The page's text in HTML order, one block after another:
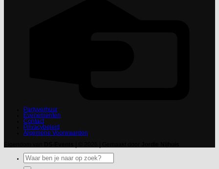
Partyverhuur
Evenementen
Contact
Privacybeleid
Algemene Voorwaarden
Zoeken
naar: